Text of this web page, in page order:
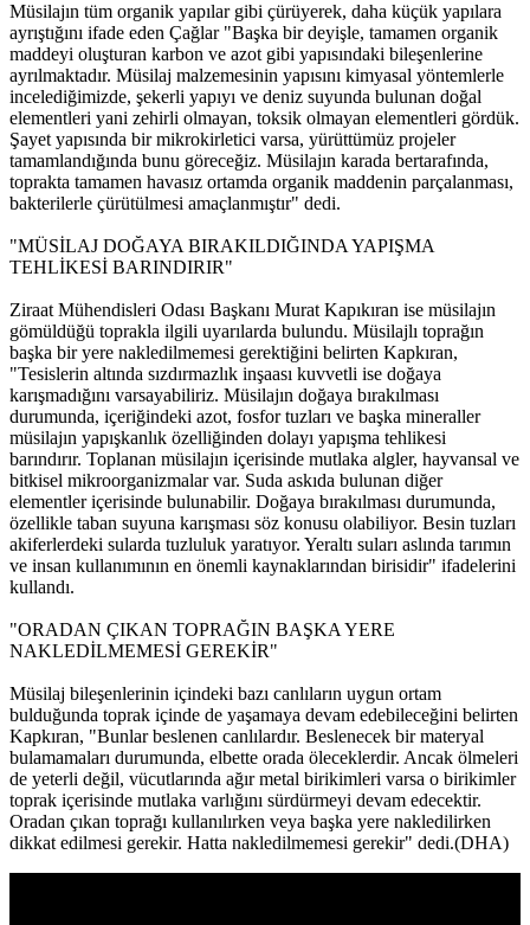
Müsilajın tüm organik yapılar gibi çürüyerek, daha küçük yapılara
ayrıştığını ifade eden Çağlar "Başka bir deyişle, tamamen organik
maddeyi oluşturan karbon ve azot gibi yapısındaki bileşenlerine
ayrılmaktadır. Müsilaj malzemesinin yapısını kimyasal yöntemlerle
incelediğimizde, şekerli yapıyı ve deniz suyunda bulunan doğal
elementleri yani zehirli olmayan, toksik olmayan elementleri gördük.
Şayet yapısında bir mikrokirletici varsa, yürüttümüz projeler
tamamlandığında bunu göreceğiz. Müsilajın karada bertarafında,
toprakta tamamen havasız ortamda organik maddenin parçalanması,
bakterilerle çürütülmesi amaçlanmıştır" dedi.
"MÜSİLAJ DOĞAYA BIRAKILDIĞINDA YAPIŞMA
TEHLİKESİ BARINDIRIR"
Ziraat Mühendisleri Odası Başkanı Murat Kapıkıran ise müsilajın
gömüldüğü toprakla ilgili uyarılarda bulundu. Müsilajlı toprağın
başka bir yere nakledilmemesi gerektiğini belirten Kapkıran,
"Tesislerin altında sızdırmazlık inşaası kuvvetli ise doğaya
karışmadığını varsayabiliriz. Müsilajın doğaya bırakılması
durumunda, içeriğindeki azot, fosfor tuzları ve başka mineraller
müsilajın yapışkanlık özelliğinden dolayı yapışma tehlikesi
barındırır. Toplanan müsilajın içerisinde mutlaka algler, hayvansal ve
bitkisel mikroorganizmalar var. Suda askıda bulunan diğer
elementler içerisinde bulunabilir. Doğaya bırakılması durumunda,
özellikle taban suyuna karışması söz konusu olabiliyor. Besin tuzları
akiferlerdeki sularda tuzluluk yaratıyor. Yeraltı suları aslında tarımın
ve insan kullanımının en önemli kaynaklarından birisidir" ifadelerini
kullandı.
"ORADAN ÇIKAN TOPRAĞIN BAŞKA YERE
NAKLEDİLMEMESİ GEREKİR"
Müsilaj bileşenlerinin içindeki bazı canlıların uygun ortam
bulduğunda toprak içinde de yaşamaya devam edebileceğini belirten
Kapkıran, "Bunlar beslenen canlılardır. Beslenecek bir materyal
bulamamaları durumunda, elbette orada öleceklerdir. Ancak ölmeleri
de yeterli değil, vücutlarında ağır metal birikimleri varsa o birikimler
toprak içerisinde mutlaka varlığını sürdürmeyi devam edecektir.
Oradan çıkan toprağı kullanılırken veya başka yere nakledilirken
dikkat edilmesi gerekir. Hatta nakledilmemesi gerekir" dedi.(DHA)